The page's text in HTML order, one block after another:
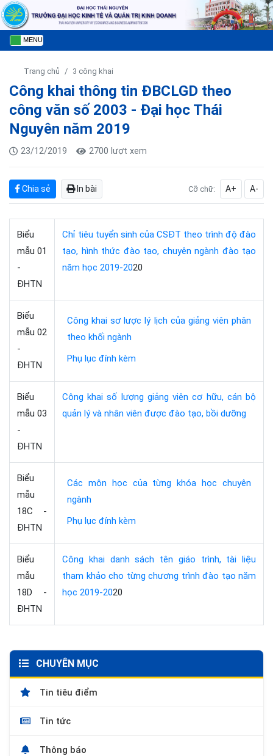
MENU
Trang chủ 3 công khai
Công khai thông tin ĐBCLGD theo
công văn số 2003 - Đại học Thái
Nguyên năm 2019
23/12/2019 2700 lượt xem
Chia sẻ In bài Cỡ chữ: A+ A-
Biểu
mẫu 01
-
ĐHTN
Chỉ tiêu tuyển sinh của CSĐT theo trình độ đào
tạo, hình thức đào tạo, chuyên ngành đào tạo
năm học 2019-2020
Biểu
mẫu 02
-
ĐHTN
Công khai sơ lược lý lịch của giảng viên phân
theo khối ngành
Phụ lục đính kèm
Biểu
mẫu 03
-
ĐHTN
Công khai số lượng giảng viên cơ hữu, cán bộ
quản lý và nhân viên được đào tạo, bồi dưỡng
Biểu
mẫu
18C -
ĐHTN
Các môn học của từng khóa học chuyên
ngành
Phụ lục đính kèm
Biểu
mẫu
18D -
ĐHTN
Công khai danh sách tên giáo trình, tài liệu
tham khảo cho từng chương trình đào tạo năm
học 2019-2020
CHUYÊN MỤC
Tin tiêu điểm
Tin tức
Thông báo